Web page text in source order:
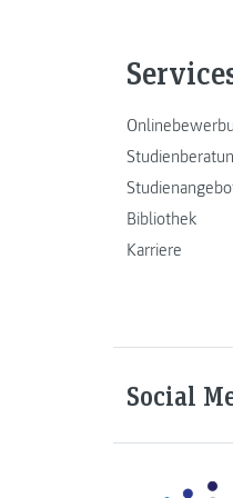
Bibliothek
Karriere
Social